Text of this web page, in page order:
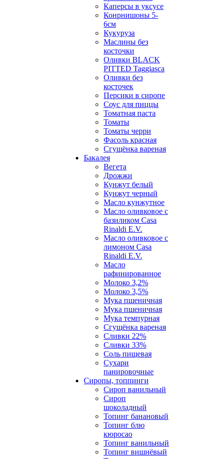
Каперсы в уксусе
Конрнишоны 5-
6см
Кукуруза
Маслины без
косточки
Оливки BLACK
PITTED Taggiasca
Оливки без
косточек
Персики в сиропе
Соус для пиццы
Томатная паста
Томаты
Томаты черри
Фасоль красная
Сгущёнка вареная
Бакалея
Вегета
Дрожжи
Кунжут белый
Кунжут черный
Масло кунжутное
Масло оливковое с
базиликом Casa
Rinaldi E.V.
Масло оливковое с
лимоном Casa
Rinaldi E.V.
Масло
рафинированное
Молоко 3,2%
Молоко 3,5%
Мука пшеничная
Мука пшеничная
Мука темпурная
Сгущёнка вареная
Сливки 22%
Сливки 33%
Соль пищевая
Сухари
панировочные
Сиропы, топпинги
Сироп ванильный
Сироп
шоколадный
Топинг банановый
Топинг блю
кюросао
Топинг ванильный
Топинг вишнёвый